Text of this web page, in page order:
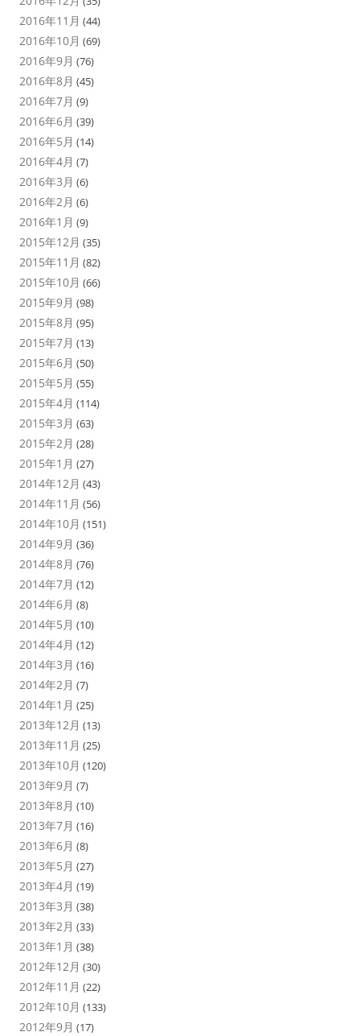
2016年11月 (44)
2016年10月 (69)
2016年9月 (76)
2016年8月 (45)
2016年7月 (9)
2016年6月 (39)
2016年5月 (14)
2016年4月 (7)
2016年3月 (6)
2016年2月 (6)
2016年1月 (9)
2015年12月 (35)
2015年11月 (82)
2015年10月 (66)
2015年9月 (98)
2015年8月 (95)
2015年7月 (13)
2015年6月 (50)
2015年5月 (55)
2015年4月 (114)
2015年3月 (63)
2015年2月 (28)
2015年1月 (27)
2014年12月 (43)
2014年11月 (56)
2014年10月 (151)
2014年9月 (36)
2014年8月 (76)
2014年7月 (12)
2014年6月 (8)
2014年5月 (10)
2014年4月 (12)
2014年3月 (16)
2014年2月 (7)
2014年1月 (25)
2013年12月 (13)
2013年11月 (25)
2013年10月 (120)
2013年9月 (7)
2013年8月 (10)
2013年7月 (16)
2013年6月 (8)
2013年5月 (27)
2013年4月 (19)
2013年3月 (38)
2013年2月 (33)
2013年1月 (38)
2012年12月 (30)
2012年11月 (22)
2012年10月 (133)
2012年9月 (17)